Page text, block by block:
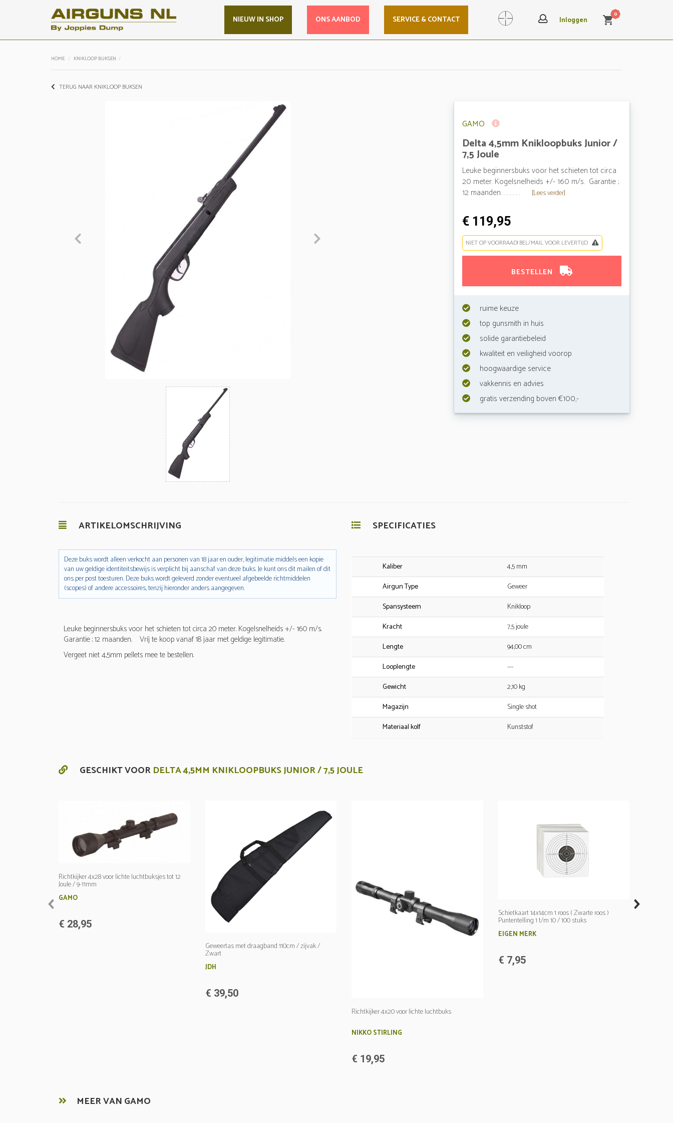
Inloggen shopping_cart0
Search
NIEUW IN SHOP ONS AANBOD SERVICE & CONTACT
HOME KNIKLOOP BUKSEN
TERUG NAAR KNIKLOOP BUKSEN
GAMO
Delta 4,5mm Knikloopbuks Junior /
7,5 Joule
Leuke beginnersbuks voor het schieten tot circa
20 meter. Kogelsnelheids +/- 160 m/s. Garantie ;
12 maanden. . . . . . .
[Lees verder]
€ 119,95
NIET OP VOORRAAD! BEL/MAIL VOOR LEVERTIJD
BESTELLEN
ruime keuze
top gunsmith in huis
solide garantiebeleid
kwaliteit en veiligheid voorop
hoogwaardige service
vakkennis en advies
gratis verzending boven €100,-
ARTIKELOMSCHRIJVING
Deze buks wordt alleen verkocht aan personen van 18 jaar en ouder, legitimatie middels een kopie
van uw geldige identiteitsbewijs is verplicht bij aanschaf van deze buks. Je kunt ons dit mailen of dit
ons per post toesturen. Deze buks wordt geleverd zonder eventueel afgebeelde richtmiddelen
(scopes) of andere accessoires, tenzij hieronder anders aangegeven.
Leuke beginnersbuks voor het schieten tot circa 20 meter. Kogelsnelheids +/- 160 m/s.
Garantie ; 12 maanden. Vrij te koop vanaf 18 jaar met geldige legitimatie.
Vergeet niet 4,5mm pellets mee te bestellen.
SPECIFICATIES
Kaliber
4,5 mm
Airgun Type
Geweer
Spansysteem
Knikloop
Kracht
7,5 joule
Lengte
94,00 cm
Looplengte
---
Gewicht
2,10 kg
Magazijn
Single shot
Materiaal kolf
Kunststof
GESCHIKT VOOR DELTA 4,5MM KNIKLOOPBUKS JUNIOR / 7,5 JOULE
Richtkijker 4x28 voor lichte luchtbuksjes tot 12
Joule / 9-11mm
GAMO
€ 28,95
Geweertas met draagband 110cm / zijvak /
Zwart
JDH
€ 39,50
Richtkijker 4x20 voor lichte luchtbuks
NIKKO STIRLING
€ 19,95
Schietkaart 14x14cm 1 roos ( Zwarte roos )
Puntentelling 1 t/m 10 / 100 stuks
EIGEN MERK
€ 7,95
prev
MEER VAN GAMO